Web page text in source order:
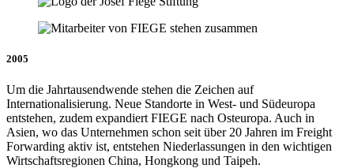
2005
Um die Jahrtausendwende stehen die Zeichen auf
Internationalisierung. Neue Standorte in West- und Südeuropa
entstehen, zudem expandiert FIEGE nach Osteuropa. Auch in
Asien, wo das Unternehmen schon seit über 20 Jahren im Freight
Forwarding aktiv ist, entstehen Niederlassungen in den wichtigen
Wirtschaftsregionen China, Hongkong und Taipeh.